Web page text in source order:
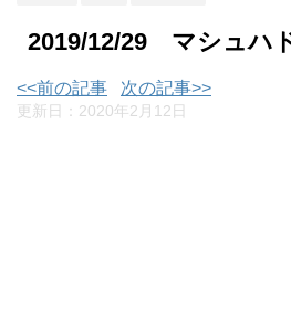
2019/12/29 マシュハ
<<前の記事 次の記事>>
更新日： 2020年2月12日